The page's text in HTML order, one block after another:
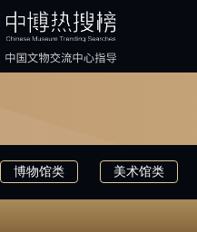
博物馆类 美术馆类